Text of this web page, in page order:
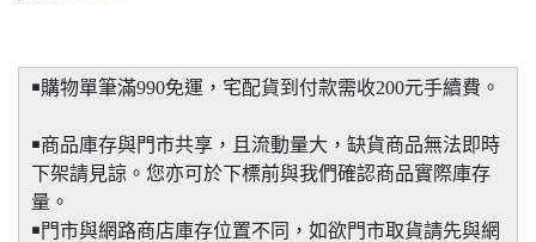
￭購物單筆滿990免運，宅配貨到付款需收200元手續費。
￭商品庫存與門市共享，且流動量大，缺貨商品無法即時
下架請見諒。您亦可於下標前與我們確認商品實際庫存
量。
￭門市與網路商店庫存位置不同，如欲門市取貨請先與網